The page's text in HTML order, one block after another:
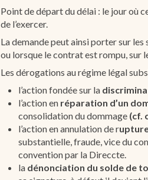
Point de départ du délai : le jour où
de l’exercer.
La demande peut ainsi porter sur
ou lorsque le contrat est rompu, sur
Les dérogations au régime légal
l’action fondée sur la
l’action en réparation d’un
consolidation du dommage (cf.
l’action en annulation de r
substantielle, fraude, vice du
convention par la Direccte.
la dénonciation du solde de